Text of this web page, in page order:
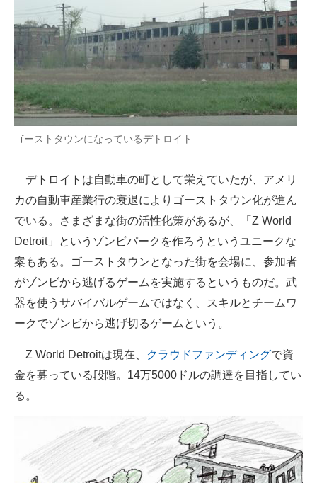
モノづくり技術者専門サイト
エレクトロニクス専門サイト
電子設計の基本と応用
エネルギーの専門メディア
建設×テクノロジーの最前線
ちょっと気になるネットの話題
ゴーストタウンになっているデトロイト
デトロイトは自動車の町として栄えていたが、アメリ
カの自動車産業行の衰退によりゴーストタウン化が進ん
でいる。さまざまな街の活性化策があるが、「Z World
Detroit」というゾンビパークを作ろうというユニークな
案もある。ゴーストタウンとなった街を会場に、参加者
がゾンビから逃げるゲームを実施するというものだ。武
器を使うサバイバルゲームではなく、スキルとチームワ
ークでゾンビから逃げ切るゲームという。
Z World Detroitは現在、 クラウドファンディングで資
金を募っている段階。14万5000ドルの調達を目指してい
る。